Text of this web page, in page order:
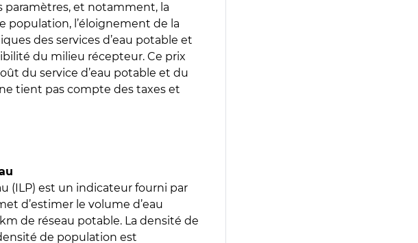
et notamment, la
population, l’éloignement de la
des services d’eau potable et
du milieu récepteur. Ce prix
du service d’eau potable et du
tient pas compte des taxes et
(ILP) est un indicateur fourni par
d’estimer le volume d’eau
de réseau potable. La densité de
de population est